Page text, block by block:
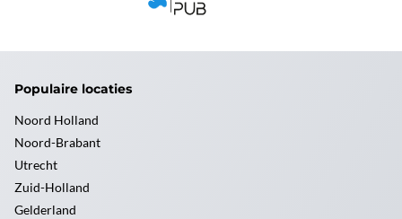
Populaire locaties
Noord Holland
Noord-Brabant
Utrecht
Zuid-Holland
Gelderland